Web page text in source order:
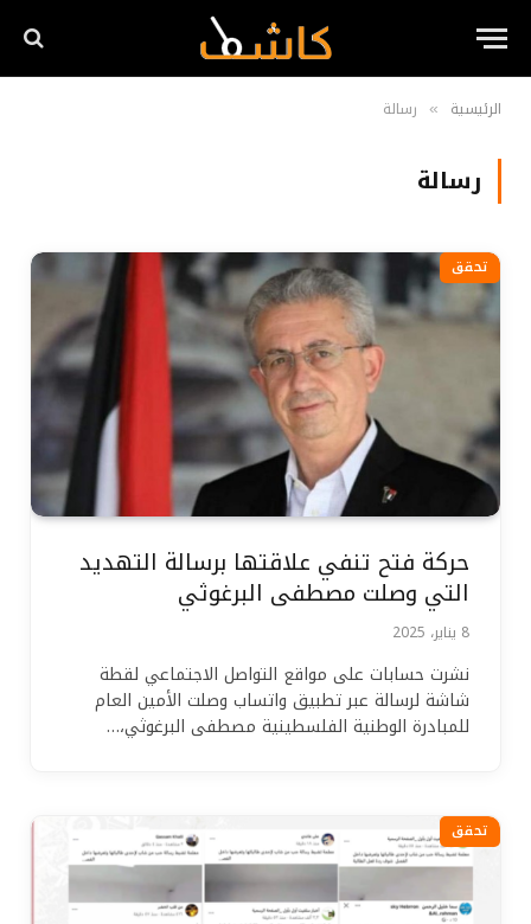
الرئيسية » رسالة
رسالة
تحقق
حركة فتح تنفي علاقتها برسالة التهديد
التي وصلت مصطفى البرغوثي
8 يناير، 2025
نشرت حسابات على مواقع التواصل الاجتماعي لقطة
شاشة لرسالة عبر تطبيق واتساب وصلت الأمين العام
للمبادرة الوطنية الفلسطينية مصطفى البرغوثي،…
تحقق